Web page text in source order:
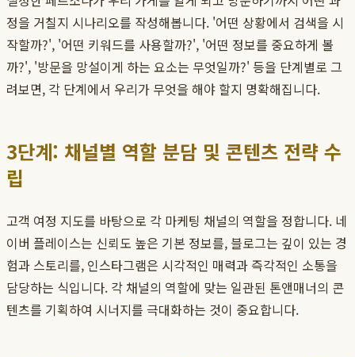
정을 거칠지 시나리오를 작성해봅니다. '어떤 상황에서 검색을 시
작할까?', '어떤 키워드를 사용할까?', '어떤 정보를 중요하게 볼
까?', '방문을 망설이게 하는 요소는 무엇일까?' 등을 단계별로 그
려보면, 각 단계에서 우리가 무엇을 해야 할지 명확해집니다.
3단계: 채널별 역할 분담 및 콘텐츠 전략 수
립
고객 여정 지도를 바탕으로 각 마케팅 채널의 역할을 정합니다. 네
이버 플레이스는 신뢰도 높은 기본 정보를, 블로그는 깊이 있는 경
험과 스토리를, 인스타그램은 시각적인 매력과 즉각적인 소통을
담당하는 식입니다. 각 채널의 역할에 맞는 일관된 톤앤매너의 콘
텐츠를 기획하여 시너지를 극대화하는 것이 중요합니다.